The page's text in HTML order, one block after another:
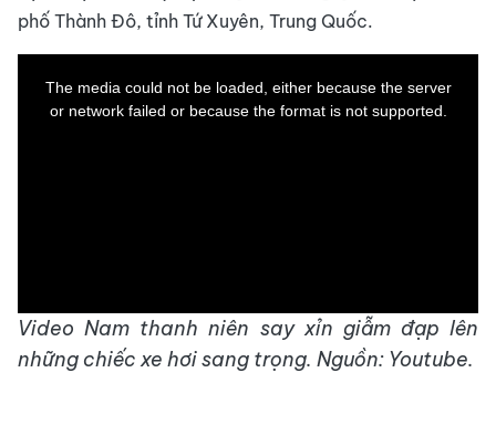
phố Thành Đô, tỉnh Tứ Xuyên, Trung Quốc.
The media could not be loaded, either because the server
or network failed or because the format is not supported.
Video Nam thanh niên say xỉn giẫm đạp lên
những chiếc xe hơi sang trọng. Nguồn: Youtube.